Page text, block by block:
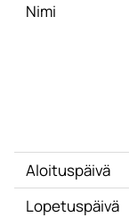
Nimi
Aloituspäivä
Lopetuspäivä